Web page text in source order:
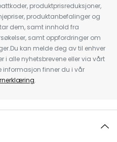
produktprisreduksjoner,
produktanbefalinger og
dem, samt innhold fra
samt oppfordringer om
kan melde deg av til enhver
i alle nyhetsbrevene eller via vårt
informasjon finner du i vår
.